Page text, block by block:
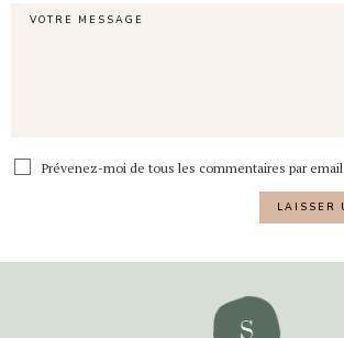
Prévenez-moi de tous les commentaires par email